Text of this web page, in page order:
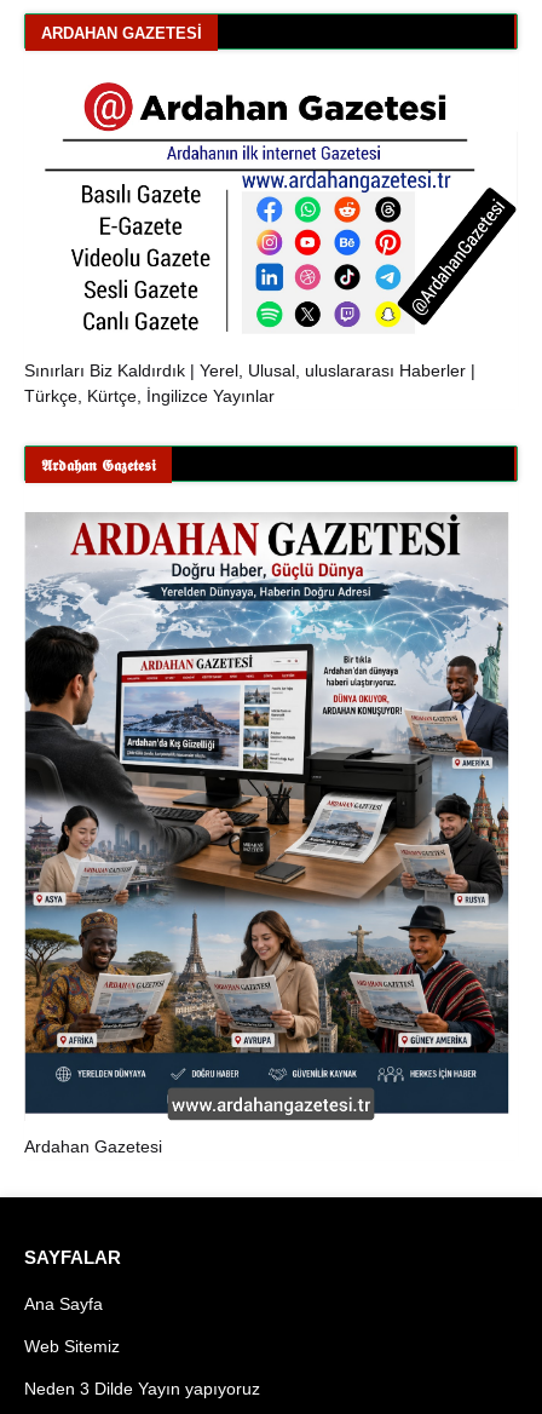
ARDAHAN GAZETESI
Sınırları Biz Kaldırdık | Yerel, Ulusal, uluslararası Haberler |
Türkçe, Kürtçe, İngilizce Yayınlar
𝕬𝖗𝖉𝖆𝖍𝖆𝖓 𝕲𝖆𝖟𝖊𝖙𝖊𝖘𝖎
Ardahan Gazetesi
SAYFALAR
Ana Sayfa
Web Sitemiz
Neden 3 Dilde Yayın yapıyoruz